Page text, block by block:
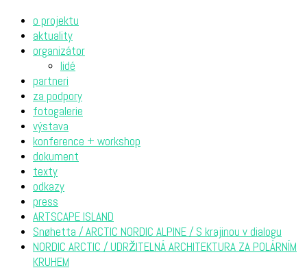
o projektu
aktuality
organizátor
lidé
partneri
za podpory
fotogalerie
výstava
konference + workshop
dokument
texty
odkazy
press
ARTSCAPE ISLAND
Snøhetta / ARCTIC NORDIC ALPINE / S krajinou v dialogu
NORDIC ARCTIC / UDRŽITELNÁ ARCHITEKTURA ZA POLÁRNÍM
KRUHEM